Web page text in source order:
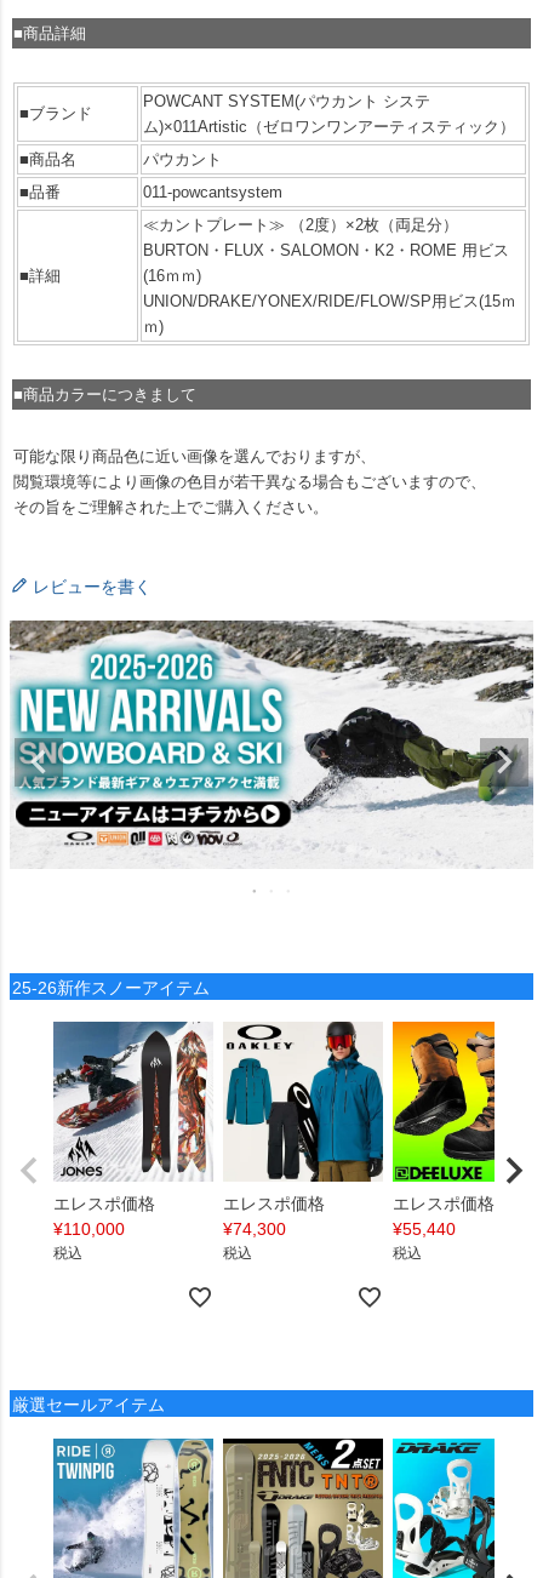
■商品詳細
■ブランド
POWCANT SYSTEM(パウカント システ
ム)×011Artistic（ゼロワンワンアーティスティック）
■商品名
パウカント
■品番
011-powcantsystem
■詳細
≪カントプレート≫ （2度）×2枚（両足分）
BURTON・FLUX・SALOMON・K2・ROME 用ビス
(16ｍｍ)
UNION/DRAKE/YONEX/RIDE/FLOW/SP用ビス(15ｍ
ｍ)
■商品カラーにつきまして
可能な限り商品色に近い画像を選んでおりますが、
閲覧環境等により画像の色目が若干異なる場合もございますので、
その旨をご理解された上でご購入ください。
レビューを書く
25-26新作スノーアイテム
エレスポ価格
¥110,000
税込
エレスポ価格
¥74,300
税込
エレスポ価格
¥55,440
税込
厳選セールアイテム